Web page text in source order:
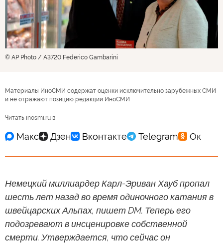
© AP Photo / A3720 Federico Gambarini
Материалы ИноСМИ содержат оценки исключительно зарубежных СМИ
и не отражают позицию редакции ИноСМИ
Читать inosmi.ru в
Немецкий миллиардер Карл-Эриван Хауб пропал
шесть лет назад во время одиночного катания в
швейцарских Альпах, пишет DM. Теперь его
подозревают в инсценировке собственной
смерти. Утверждается, что сейчас он